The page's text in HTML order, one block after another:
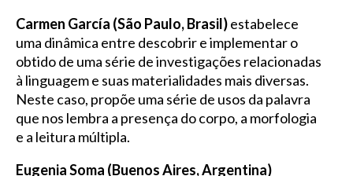
Carmen García (São Paulo, Brasil)estabelece
uma dinâmica entre descobrir e implementar o
obtido de uma série de investigações relacionadas
à linguagem e suas materialidades mais diversas.
Neste caso, propõe uma série de usos da palavra
que nos lembra a presença do corpo, a morfologia
e a leitura múltipla.
Eugenia Soma (Buenos Aires, Argentina)